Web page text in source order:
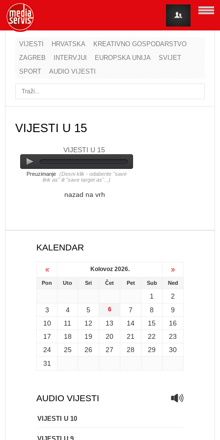
VIJESTI HRVATSKA
KREATIVNO GOSPODARSTVO
ZAGREB
INTERVJUI EUROPSKA UNIJA
SVIJET
SPORT
AUDIO VIJESTI
VIJESTI U 15
VIJESTI U 15
Preuzimanje (Desni klik - odaberite "save
link as" ili "save target as"...)
nazad na vrh
KALENDAR
« Kolovoz 2026. »
Pon Uto Sri Čet Pet Sub Ned
1
2
3
4 5 6 7 8
9
10
11 12 13 14 15
16
17
18 19 20 21 22
23
24
25 26 27 28 29
30
31
AUDIO VIJESTI
VIJESTI U 10
Korisničko ime
Lozinka
Zaboravili ste lozinku?